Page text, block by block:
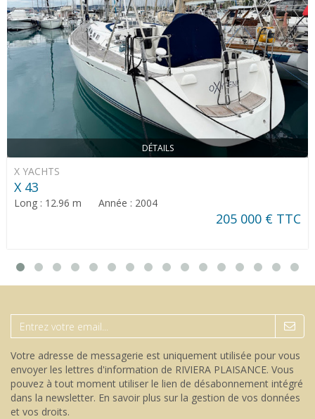
DÉTAILS
X YACHTS
X 43
Long : 12.96 m Année : 2004
205 000 € TTC
Votre adresse de messagerie est uniquement utilisée pour vous
envoyer les lettres d'information de RIVIERA PLAISANCE. Vous
pouvez à tout moment utiliser le lien de désabonnement intégré
dans la newsletter. En savoir plus sur la gestion de vos données
et vos droits.